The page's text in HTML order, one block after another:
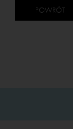
POWRÓT